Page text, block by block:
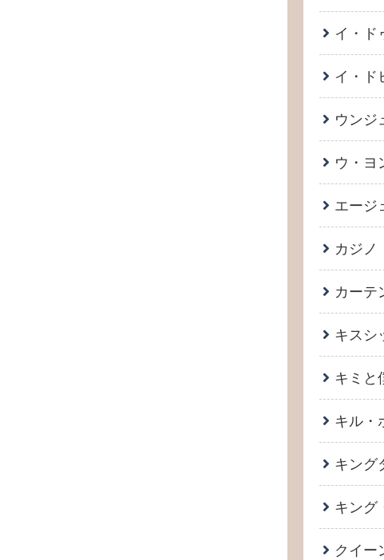
イ・ド
イ・ド
ウンジ
ウ・ヨ
エージ
カジノ
カーテ
キスシ
キミと
キル・
キング
キング
クイー